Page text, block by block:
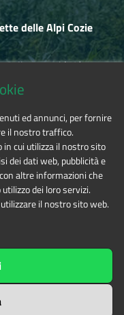
delle Alpi Cozie
(TO)
di gestione delle aree
under
4.0 International
ed annunci, per fornire
il nostro traffico.
cui utilizza il nostro sito
dei dati web, pubblicità e
altre informazioni che
dei loro servizi.
il nostro sito web.